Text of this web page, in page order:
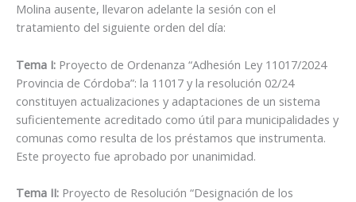
Molina ausente, llevaron adelante la sesión con el
tratamiento del siguiente orden del día:
Tema I: Proyecto de Ordenanza “Adhesión Ley 11017/2024
Provincia de Córdoba”: la 11017 y la resolución 02/24
constituyen actualizaciones y adaptaciones de un sistema
suficientemente acreditado como útil para municipalidades y
comunas como resulta de los préstamos que instrumenta.
Este proyecto fue aprobado por unanimidad.
Tema II: Proyecto de Resolución “Designación de los